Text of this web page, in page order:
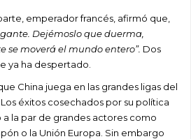
emperador francés, afirmó que,
Dejémoslo que duerma,
se moverá el mundo entero”. Dos
ya ha despertado.
China juega en las grandes ligas del
éxitos cosechados por su política
la par de grandes actores como
o la Unión Europa. Sin embargo